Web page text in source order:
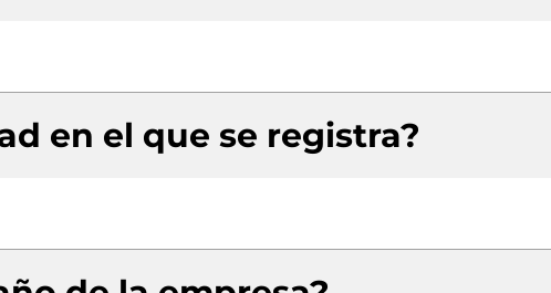
en el que se registra?